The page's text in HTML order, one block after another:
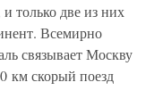
только две из них
Всемирно
связывает Москву
км скорый поезд